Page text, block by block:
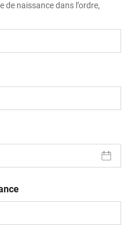
de naissance dans l’ordre,